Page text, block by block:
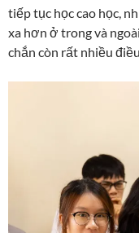
tiếp tục học cao học,
xa hơn ở trong và
chắn còn rất nhiều